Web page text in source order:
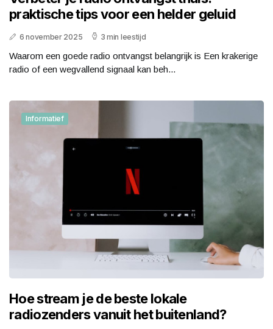
praktische tips voor een helder geluid
6 november 2025 3 min leestijd
Waarom een goede radio ontvangst belangrijk is Een krakerige
radio of een wegvallend signaal kan beh...
Informatief
Hoe stream je de beste lokale
radiozenders vanuit het buitenland?